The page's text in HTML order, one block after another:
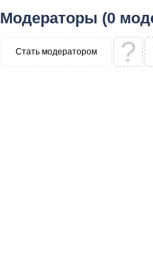
Модераторы (0
Стать модератором ?